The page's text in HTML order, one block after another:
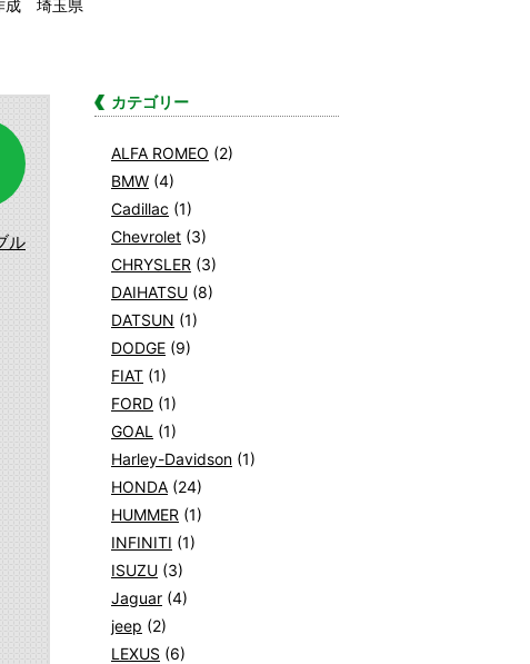
成 埼玉県
ル
カテゴリー
ALFA ROMEO (2)
BMW (4)
Cadillac (1)
Chevrolet (3)
CHRYSLER (3)
DAIHATSU (8)
DATSUN (1)
DODGE (9)
FIAT (1)
FORD (1)
GOAL (1)
Harley-Davidson (1)
HONDA (24)
HUMMER (1)
INFINITI (1)
ISUZU (3)
Jaguar (4)
jeep (2)
LEXUS (6)